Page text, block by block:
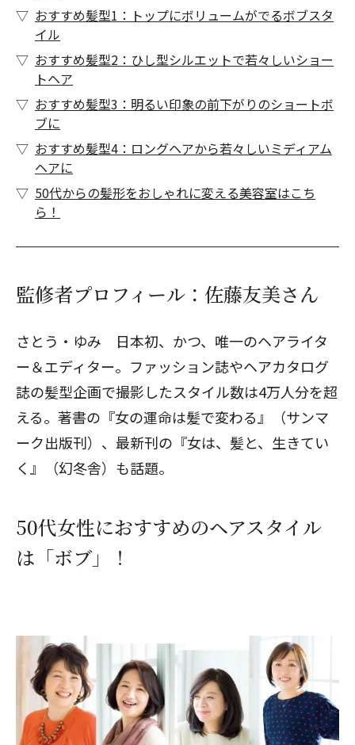
おすすめ髪型1：トップにボリュームがでるボブスタ
イル
おすすめ髪型2：ひし型シルエットで若々しいショー
トヘア
おすすめ髪型3：明るい印象の前下がりのショートボ
ブに
おすすめ髪型4：ロングヘアから若々しいミディアム
ヘアに
50代からの髪形をおしゃれに変える美容室はこち
ら！
監修者プロフィール：佐藤友美さん
さとう・ゆみ 日本初、かつ、唯一のヘアライタ
ー＆エディター。ファッション誌やヘアカタログ
誌の髪型企画で撮影したスタイル数は4万人分を超
える。著書の『女の運命は髪で変わる』（サンマ
ーク出版刊）、最新刊の『女は、髪と、生きてい
く』（幻冬舎）も話題。
50代女性におすすめのヘアスタイル
は「ボブ」！